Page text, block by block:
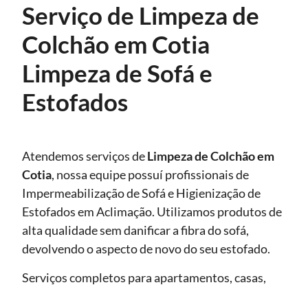
Serviço de Limpeza de
Colchão em Cotia
Limpeza de Sofá e
Estofados
Atendemos serviços deLimpeza de Colchão em
Cotia, nossa equipe possuí profissionais de
Impermeabilização de Sofá e Higienização de
Estofados em Aclimação. Utilizamos produtos de
alta qualidade sem danificar a fibra do sofá,
devolvendo o aspecto de novo do seu estofado.
Serviços completos para apartamentos, casas,